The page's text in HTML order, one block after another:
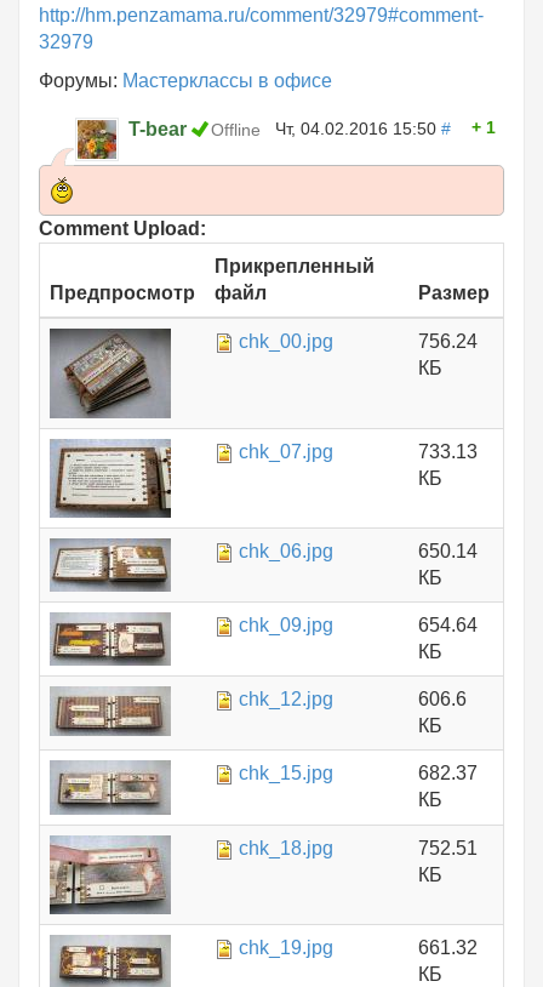
http://hm.penzamama.ru/comment/32979#comment-
32979
Форумы: Мастерклассы в офисе
T-bear Offline Чт, 04.02.2016 15:50 # 1
Comment Upload:
Предпросмотр
Прикрепленный
файл
Размер
chk_00.jpg
756.24
КБ
chk_07.jpg
733.13
КБ
chk_06.jpg
650.14
КБ
chk_09.jpg
654.64
КБ
chk_12.jpg
606.6
КБ
chk_15.jpg
682.37
КБ
chk_18.jpg
752.51
КБ
chk_19.jpg
661.32
КБ